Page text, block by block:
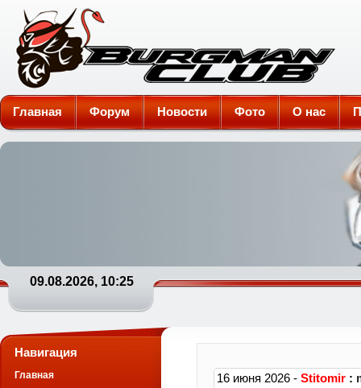
Burgman-Club
Главная Форум Новости Фото О нас
09.08.2026, 10:25
Навигация
Главная